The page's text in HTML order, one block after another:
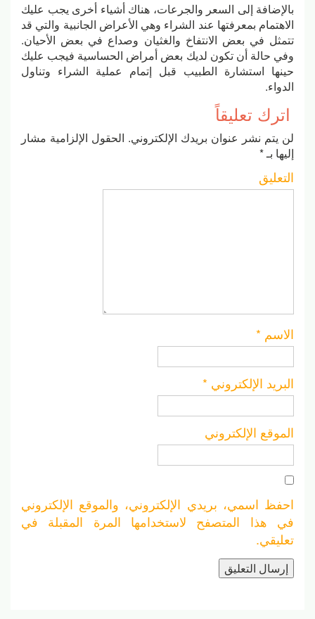
بالإضافة إلى السعر والجرعات، هناك أشياء أخرى يجب عليك
الاهتمام بمعرفتها عند الشراء وهي الأعراض الجانبية والتي قد
تتمثل في بعض الانتفاخ والغثيان وصداع في بعض الأحيان.
وفي حالة أن تكون لديك بعض أمراض الحساسية فيجب عليك
حينها استشارة الطبيب قبل إتمام عملية الشراء وتناول
الدواء.
اترك تعليقاً
لن يتم نشر عنوان بريدك الإلكتروني. الحقول الإلزامية مشار
إليها بـ*
التعليق
الاسم *
البريد الإلكتروني *
الموقع الإلكتروني
احفظ اسمي، بريدي الإلكتروني، والموقع الإلكتروني
في هذا المتصفح لاستخدامها المرة المقبلة في
تعليقي.